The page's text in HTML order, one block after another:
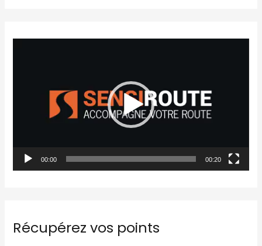
o
00:00 00:20
Récupérez vos points